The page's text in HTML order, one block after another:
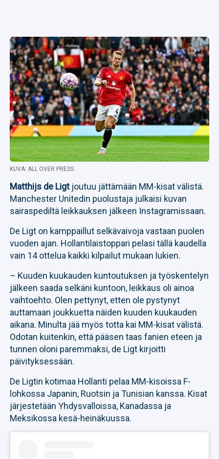
KUVA: ALL OVER PRESS
Matthijs de Ligtjoutuu jättämään MM-kisat välistä.
Manchester Unitedin puolustaja julkaisi kuvan
sairaspediltä leikkauksen jälkeen Instagramissaan.
De Ligt on kamppaillut selkävaivoja vastaan puolen
vuoden ajan. Hollantilaistoppari pelasi tällä kaudella
vain 14 ottelua kaikki kilpailut mukaan lukien.
– Kuuden kuukauden kuntoutuksen ja työskentelyn
jälkeen saada selkäni kuntoon, leikkaus oli ainoa
vaihtoehto. Olen pettynyt, etten ole pystynyt
auttamaan joukkuetta näiden kuuden kuukauden
aikana. Minulta jää myös totta kai MM-kisat välistä.
Odotan kuitenkin, että pääsen taas fanien eteen ja
tunnen oloni paremmaksi, de Ligt kirjoitti
päivityksessään.
De Ligtin kotimaa Hollanti pelaa MM-kisoissa F-
lohkossa Japanin, Ruotsin ja Tunisian kanssa. Kisat
järjestetään Yhdysvalloissa, Kanadassa ja
Meksikossa kesä-heinäkuussa.